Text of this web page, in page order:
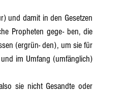
Propheten gege- ben, die
(ergrün- den), um sie für
im Umfang (umfänglich)